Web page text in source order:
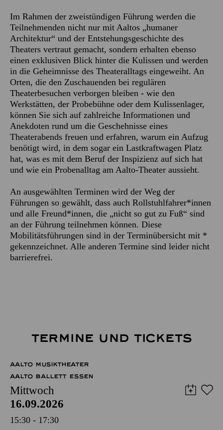
Im Rahmen der zweistündigen Führung werden die
Teilnehmenden nicht nur mit Aaltos „humaner
Architektur“ und der Entstehungsgeschichte des
Theaters vertraut gemacht, sondern erhalten ebenso
einen exklusiven Blick hinter die Kulissen und werden
in die Geheimnisse des Theateralltags eingeweiht. An
Orten, die den Zuschauenden bei regulären
Theaterbesuchen verborgen bleiben - wie den
Werkstätten, der Probebühne oder dem Kulissenlager,
können Sie sich auf zahlreiche Informationen und
Anekdoten rund um die Geschehnisse eines
Theaterabends freuen und erfahren, warum ein Aufzug
benötigt wird, in dem sogar ein Lastkraftwagen Platz
hat, was es mit dem Beruf der Inspizienz auf sich hat
und wie ein Probenalltag am Aalto-Theater aussieht.
An ausgewählten Terminen wird der Weg der
Führungen so gewählt, dass auch Rollstuhlfahrer*innen
und alle Freund*innen, die „nicht so gut zu Fuß“ sind
an der Führung teilnehmen können. Diese
Mobilitätsführungen sind in der Terminübersicht mit *
gekennzeichnet. Alle anderen Termine sind leider nicht
barrierefrei.
TERMINE UND TICKETS
AALTO MUSIKTHEATER
AALTO BALLETT ESSEN
Mittwoch
16.09.2026
15:30 - 17:30